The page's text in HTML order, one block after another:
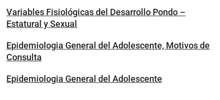
Variables Fisiológicas del Desarrollo Pondo –
Estatural y Sexual
Epidemiologia General del Adolescente, Motivos de
Consulta
Epidemiologia General del Adolescente